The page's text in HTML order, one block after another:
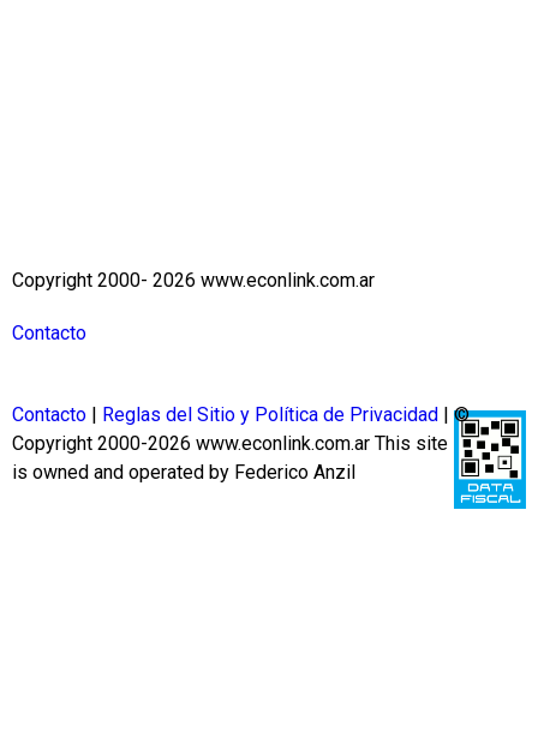
Copyright 2000- 2026 www.econlink.com.ar
Contacto
Contacto Reglas del Sitio y Política de Privacidad
| ©
Copyright 2000-2026 www.econlink.com.ar This site
is owned and operated by Federico Anzil